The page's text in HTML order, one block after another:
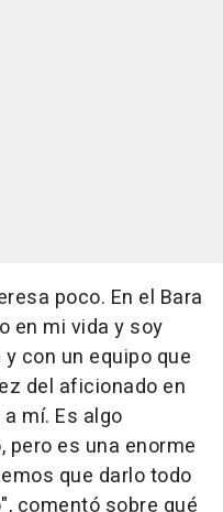
poco. En el Bara
en mi vida y soy
con un equipo que
del aficionado en
mí. Es algo
es una enorme
que darlo todo